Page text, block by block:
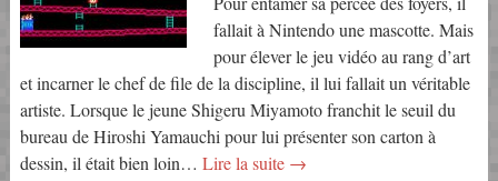
fallait à Nintendo une mascotte. Mais
pour élever le jeu vidéo au rang d’art
et incarner le chef de file de la discipline, il lui fallait un véritable
artiste. Lorsque le jeune Shigeru Miyamoto franchit le seuil du
bureau de Hiroshi Yamauchi pour lui présenter son carton à
dessin, il était bien loin… Lire la suite →